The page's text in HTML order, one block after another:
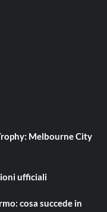
Melbourne City
ufficiali
cosa succede in